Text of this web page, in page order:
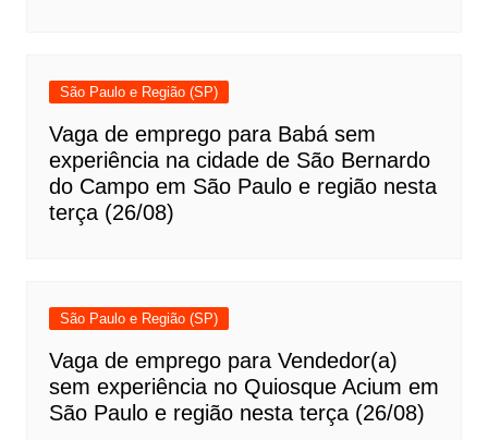
São Paulo e Região (SP)
Vaga de emprego para Babá sem
experiência na cidade de São Bernardo
do Campo em São Paulo e região nesta
terça (26/08)
São Paulo e Região (SP)
Vaga de emprego para Vendedor(a)
sem experiência no Quiosque Acium em
São Paulo e região nesta terça (26/08)